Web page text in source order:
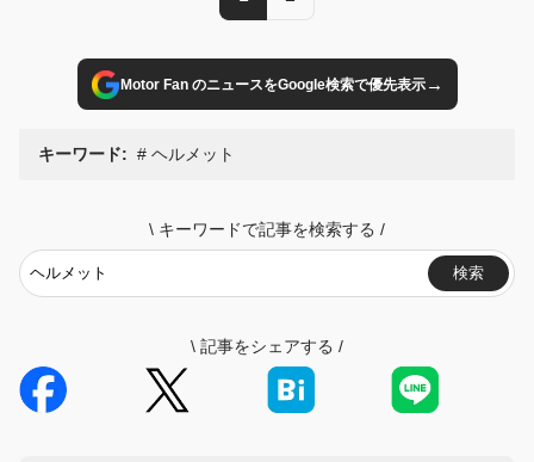
Motor Fan のニュースをGoogle検索で優先表示→
キーワード: ヘルメット
\ キーワードで記事を検索する /
検索
\ 記事をシェアする /